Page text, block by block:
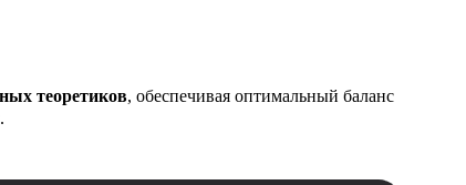
теоретиков, обеспечивая оптимальный баланс